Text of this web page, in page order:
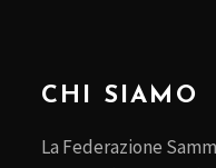
CHI SIAMO
La Federazione